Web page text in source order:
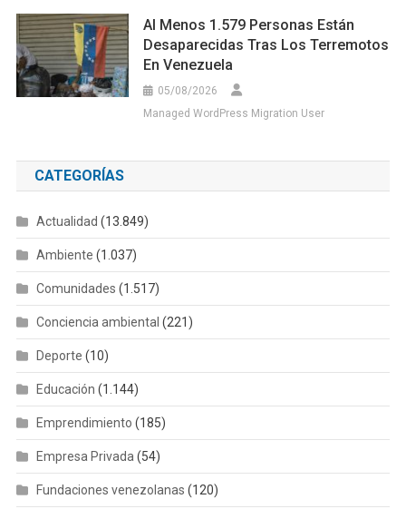
Al Menos 1.579 Personas Están
Desaparecidas Tras Los Terremotos
En Venezuela
05/08/2026
Managed WordPress Migration User
CATEGORÍAS
Actualidad (13.849)
Ambiente (1.037)
Comunidades (1.517)
Conciencia ambiental (221)
Deporte (10)
Educación (1.144)
Emprendimiento (185)
Empresa Privada (54)
Fundaciones venezolanas (120)